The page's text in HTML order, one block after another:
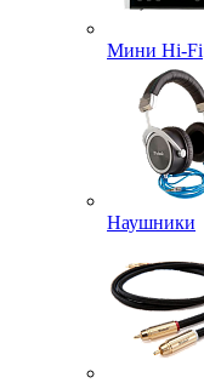
Мини Hi-Fi
Наушники